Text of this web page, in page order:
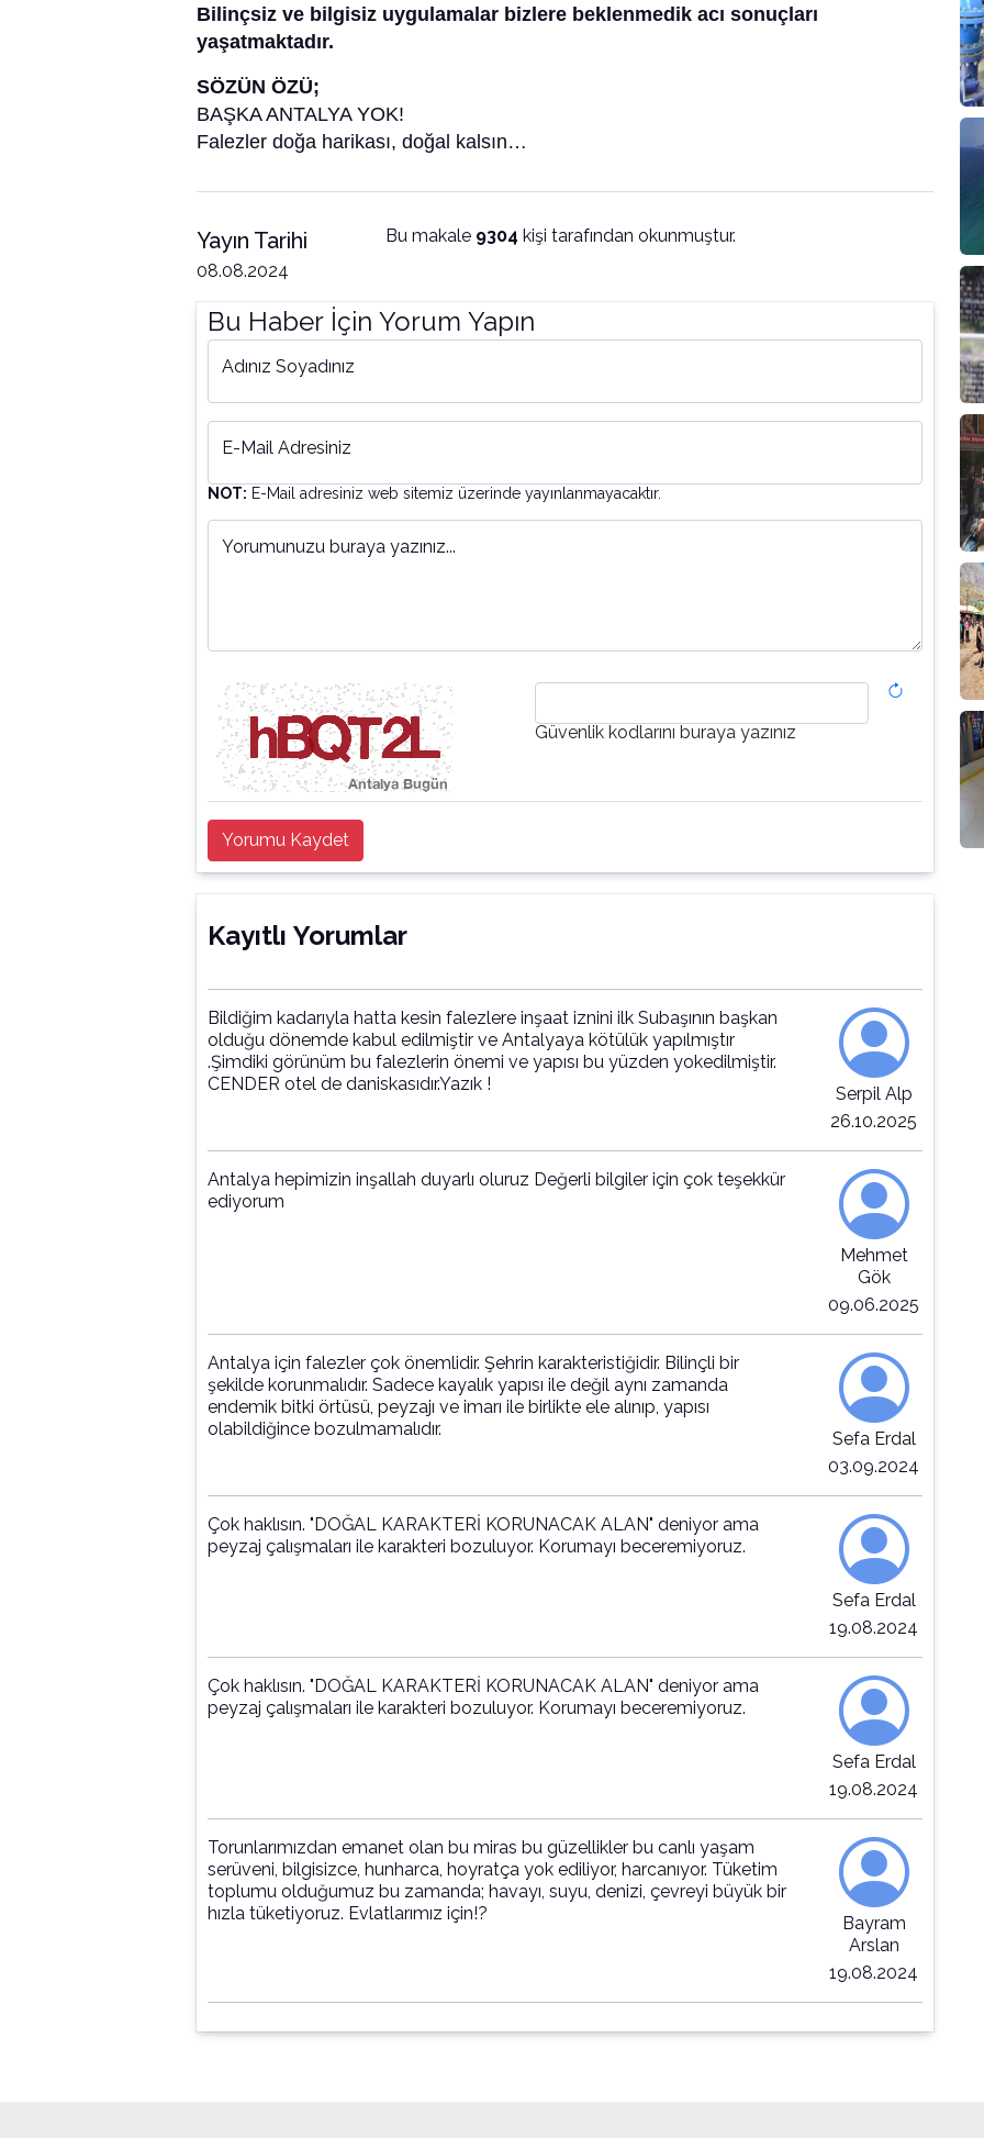
Bilinçsiz ve bilgisiz uygulamalar bizlere beklenmedik acı sonuçları
yaşatmaktadır.
SÖZÜN ÖZÜ;
BAŞKA ANTALYA YOK!
Falezler doğa harikası, doğal kalsın…
Yayın Tarihi
08.08.2024
Bu makale 9304 kişi tarafından okunmuştur.
Bu Haber İçin Yorum Yapın
Adınız Soyadınız
E-Mail Adresiniz
NOT: E-Mail adresiniz web sitemiz üzerinde yayınlanmayacaktır.
Yorumunuzu buraya yazınız...
Güvenlik kodlarını buraya yazınız
Yorumu Kaydet
Kayıtlı Yorumlar
Bildiğim kadarıyla hatta kesin falezlere inşaat iznini ilk Subaşının başkan
olduğu dönemde kabul edilmiştir ve Antalyaya kötülük yapılmıştır
.Şimdiki görünüm bu falezlerin önemi ve yapısı bu yüzden yokedilmiştir.
CENDER otel de daniskasıdır.Yazık !
Serpil Alp
26.10.2025
Antalya hepimizin inşallah duyarlı oluruz Değerli bilgiler için çok teşekkür
ediyorum
Mehmet
Gök
09.06.2025
Antalya için falezler çok önemlidir. Şehrin karakteristiğidir. Bilinçli bir
şekilde korunmalıdır. Sadece kayalık yapısı ile değil aynı zamanda
endemik bitki örtüsü, peyzajı ve imarı ile birlikte ele alınıp, yapısı
olabildiğince bozulmamalıdır.
Sefa Erdal
03.09.2024
Çok haklısın. "DOĞAL KARAKTERİ KORUNACAK ALAN" deniyor ama
peyzaj çalışmaları ile karakteri bozuluyor. Korumayı beceremiyoruz.
Sefa Erdal
19.08.2024
Çok haklısın. "DOĞAL KARAKTERİ KORUNACAK ALAN" deniyor ama
peyzaj çalışmaları ile karakteri bozuluyor. Korumayı beceremiyoruz.
Sefa Erdal
19.08.2024
Torunlarımızdan emanet olan bu miras bu güzellikler bu canlı yaşam
serüveni, bilgisizce, hunharca, hoyratça yok ediliyor, harcanıyor. Tüketim
toplumu olduğumuz bu zamanda; havayı, suyu, denizi, çevreyi büyük bir
hızla tüketiyoruz. Evlatlarımız için!?
Bayram
Arslan
19.08.2024